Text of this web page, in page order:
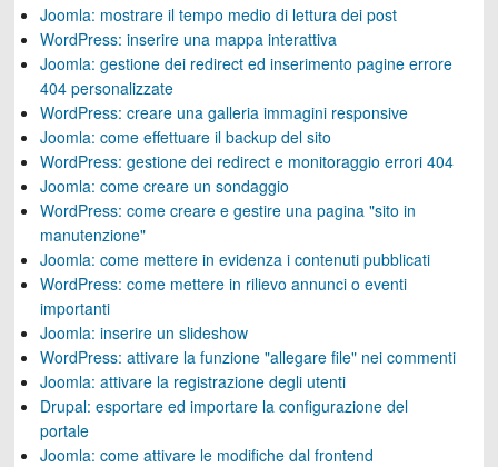
Joomla: mostrare il tempo medio di lettura dei post
WordPress: inserire una mappa interattiva
Joomla: gestione dei redirect ed inserimento pagine errore
404 personalizzate
WordPress: creare una galleria immagini responsive
Joomla: come effettuare il backup del sito
WordPress: gestione dei redirect e monitoraggio errori 404
Joomla: come creare un sondaggio
WordPress: come creare e gestire una pagina "sito in
manutenzione"
Joomla: come mettere in evidenza i contenuti pubblicati
WordPress: come mettere in rilievo annunci o eventi
importanti
Joomla: inserire un slideshow
WordPress: attivare la funzione "allegare file" nei commenti
Joomla: attivare la registrazione degli utenti
Drupal: esportare ed importare la configurazione del
portale
Joomla: come attivare le modifiche dal frontend